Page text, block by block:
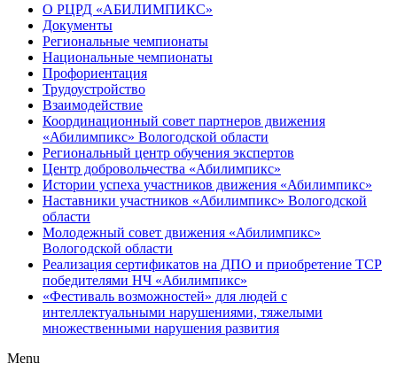
О РЦРД «АБИЛИМПИКС»
Документы
Региональные чемпионаты
Национальные чемпионаты
Профориентация
Трудоустройство
Взаимодействие
Координационный совет партнеров движения
«Абилимпикс» Вологодской области
Региональный центр обучения экспертов
Центр добровольчества «Абилимпикс»
Истории успеха участников движения «Абилимпикс»
Наставники участников «Абилимпикс» Вологодской
области
Молодежный совет движения «Абилимпикс»
Вологодской области
Реализация сертификатов на ДПО и приобретение ТСР
победителями НЧ «Абилимпикс»
«Фестиваль возможностей» для людей с
интеллектуальными нарушениями, тяжелыми
множественными нарушения развития
Menu